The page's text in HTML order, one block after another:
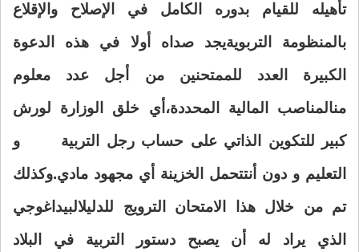
تأهيله للقيام بدوره الكامل في الإصلاح والإقلاع
بالمنظومة التربويةيجد صداه أولا في هذه الدعوة
الكبيرة العدد للممتحنين من أجل عدد معلوم
منالمناصب المالية المحددة،أي خلق الوزارة لورش
كبير للتكوين الذاتي على حساب رجل التربية
و
التعليم و دون أنتتحمل الخزينة أي مجهود مادي.وكذلك
تم من خلال هذا الامتحان الترويج للدليلالبيداغوجي
الذي يراد له أن يصبح دستور التربية في البلاد